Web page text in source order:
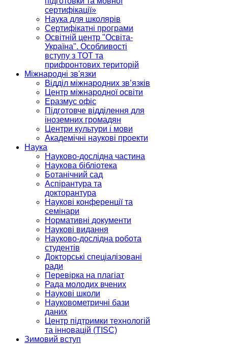
сертифікації»
Наука для школярів
Сертифікатні програми
Освітній центр "Освіта-
Україна". Особливості
вступу з ТОТ та
прифронтових територій
Міжнародні зв'язки
Відділ міжнародних зв’язків
Центр міжнародної освіти
Еразмус офіс
Підготовче відділення для
іноземних громадян
Центри культури і мови
Академічні наукові проекти
Наука
Науково-дослідна частина
Наукова бібліотека
Ботанічний сад
Аспірантура та
докторантура
Наукові конференції та
семінари
Нормативні документи
Наукові видання
Науково-дослідна робота
студентів
Докторські спеціалізовані
ради
Перевірка на плагіат
Рада молодих вчених
Наукові школи
Науковометричні бази
даних
Центр підтримки технологій
та інновацій (TISC)
Зимовий вступ